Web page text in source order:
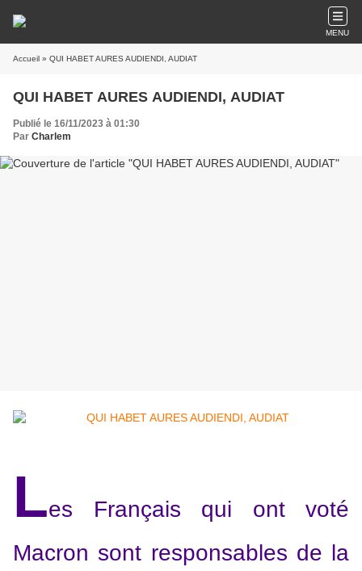
MENU
Accueil » QUI HABET AURES AUDIENDI, AUDIAT
QUI HABET AURES AUDIENDI, AUDIAT
Publié le 16/11/2023 à 01:30
Par Charlem
Les Français qui ont voté
Macron sont responsables de la